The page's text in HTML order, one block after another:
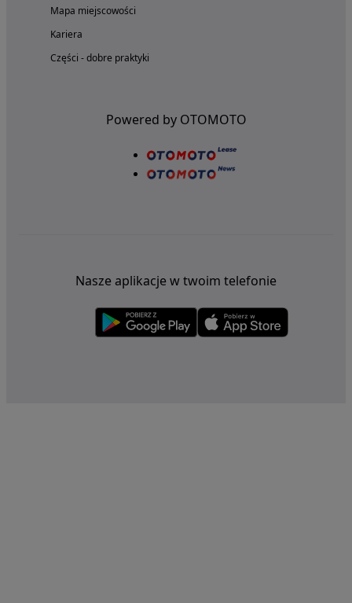
Mapa miejscowości
Kariera
Części - dobre praktyki
Powered by OTOMOTO
Nasze aplikacje w twoim telefonie